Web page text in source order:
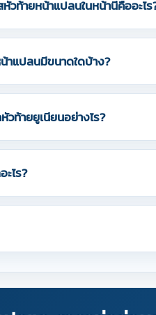
ท้ายหน้าแปลนในหน้านี้คืออะไร
าแปลนมีขนาดใดบ้าง?
ท้ายยูเนียนอย่างไร?
ไร?